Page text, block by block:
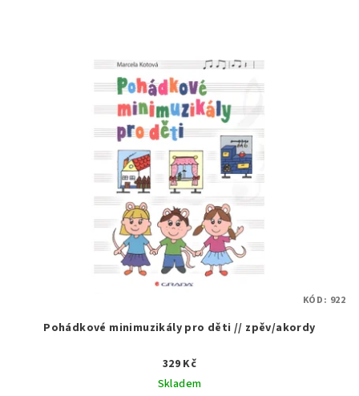
Pohádkové minimuzikály pro děti // zpěv/akordy
329 Kč
Skladem
KÓD: 922